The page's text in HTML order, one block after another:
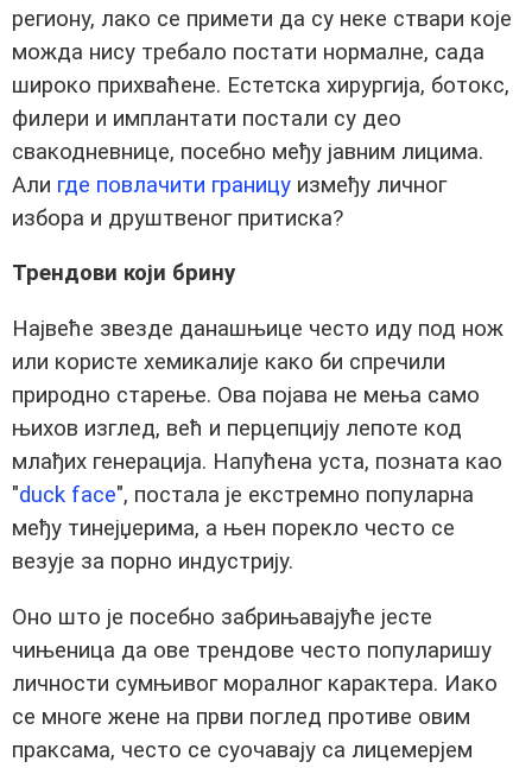
региону, лако се примети да су неке ствари које
можда нису требало постати нормалне, сада
широко прихваћене. Естетска хирургија, ботокс,
филери и имплантати постали су део
свакодневнице, посебно међу јавним лицима.
Али где повлачити границу између личног
избора и друштвеног притиска?
Трендови који брину
Највеће звезде данашњице често иду под нож
или користе хемикалије како би спречили
природно старење. Ова појава не мења само
њихов изглед, већ и перцепцију лепоте код
млађих генерација. Напућена уста, позната као
"duck face", постала је екстремно популарна
међу тинејџерима, а њен порекло често се
везује за порно индустрију.
Оно што је посебно забрињавајуће јесте
чињеница да ове трендове често популаришу
личности сумњивог моралног карактера. Иако
се многе жене на први поглед противе овим
праксама, често се суочавају са лицемерјем